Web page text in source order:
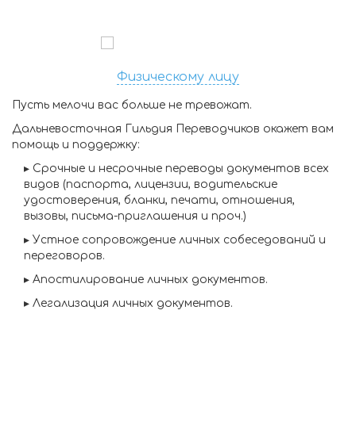
Физическому лицу
Пусть мелочи вас больше не тревожат.
Дальневосточная Гильдия Переводчиков окажет вам
помощь и поддержку:
▸ Срочные и несрочные переводы документов всех
видов (паспорта, лицензии, водительские
удостоверения, бланки, печати, отношения,
вызовы, письма-приглашения и проч.)
▸ Устное сопровождение личных собеседований и
переговоров.
▸ Апостилирование личных документов.
▸ Легализация личных документов.